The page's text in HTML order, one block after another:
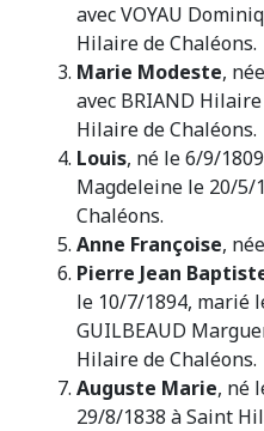
avec VOYAU
Hilaire de Chaléons.
Marie Modeste,
avec BRIAND
Hilaire de Chaléons.
Louis, né le 6/9/
Magdeleine le 20/5/
Chaléons.
Anne Françoise,
Pierre Jean
le 10/7/1894, marié
GUILBEAUD
Hilaire de Chaléons.
Auguste Marie, né
29/8/1838 à Saint